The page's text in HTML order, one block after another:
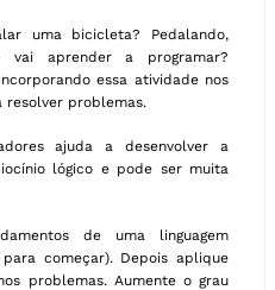
uma bicicleta? Pedalando,
vai aprender a programar?
essa atividade nos
resolver problemas.
ajuda a desenvolver a
lógico e pode ser muita
de uma linguagem
começar). Depois aplique
problemas. Aumente o grau